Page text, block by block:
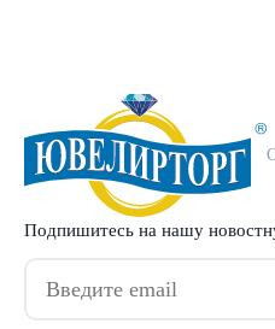
Подпишитесь на нашу